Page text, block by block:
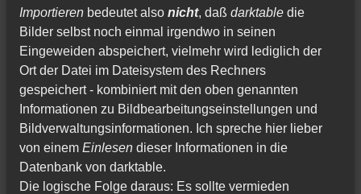
Importieren bedeutet also nicht, daß darktable die
Bilder selbst noch einmal irgendwo in seinen
Eingeweiden abspeichert, vielmehr wird lediglich der
Ort der Datei im Dateisystem des Rechners
gespeichert - kombiniert mit den oben genannten
Informationen zu Bildbearbeitungseinstellungen und
Bildverwaltungsinformationen. Ich spreche hier lieber
von einem Einlesen dieser Informationen in die
Datenbank von darktable.
Die logische Folge daraus: Es sollte vermieden